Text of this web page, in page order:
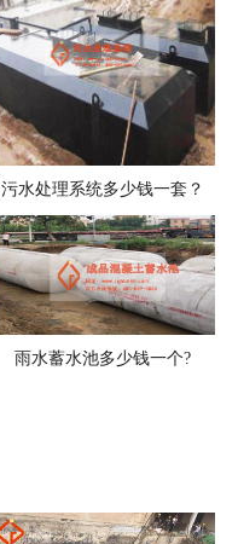
污水处理系统多少钱一套？
雨水蓄水池多少钱一个?